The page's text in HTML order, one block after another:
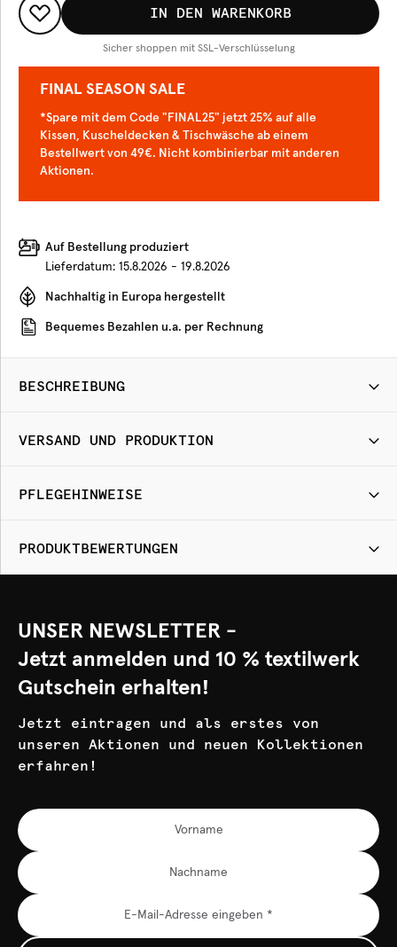
IN DEN WARENKORB
Sicher shoppen mit SSL-Verschlüsselung
FINAL SEASON SALE
*Spare mit dem Code "FINAL25" jetzt 25% auf alle
Kissen, Kuscheldecken & Tischwäsche ab einem
Bestellwert von 49€. Nicht kombinierbar mit anderen
Aktionen.
Auf Bestellung produziert
Lieferdatum: 15.8.2026 - 19.8.2026
Nachhaltig in Europa hergestellt
Bequemes Bezahlen u.a. per Rechnung
BESCHREIBUNG
VERSAND UND PRODUKTION
PFLEGEHINWEISE
PRODUKTBEWERTUNGEN
UNSER NEWSLETTER -
Jetzt anmelden und 10 % textilwerk
Gutschein erhalten!
Jetzt eintragen und als erstes von
unseren Aktionen und neuen Kollektionen
erfahren!